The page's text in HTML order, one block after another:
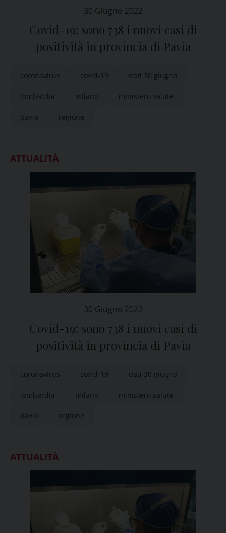
30 Giugno 2022
Covid-19: sono 738 i nuovi casi di
positività in provincia di Pavia
coronavirus covid-19 dati 30 giugno
lombardia milano ministero salute
pavia regione
ATTUALITÀ
30 Giugno 2022
Covid-19: sono 738 i nuovi casi di
positività in provincia di Pavia
coronavirus covid-19 dati 30 giugno
lombardia milano ministero salute
pavia regione
ATTUALITÀ